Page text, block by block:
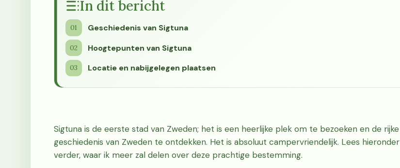
In dit bericht
Geschiedenis van Sigtuna
Hoogtepunten van Sigtuna
Locatie en nabijgelegen plaatsen
Sigtuna is de eerste stad van Zweden; het is een heerlijke plek om te bezoeken en de rijke
geschiedenis van Zweden te ontdekken. Het is absoluut campervriendelijk. Lees hieronder
verder, waar ik meer zal delen over deze prachtige bestemming.